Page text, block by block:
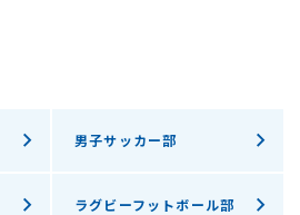
男子サッカー部
ラグビーフットボール部